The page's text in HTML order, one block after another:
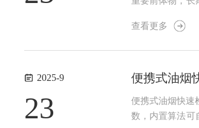
烷总烃与甲烷，
查看更多
2025-9
23
便携式油烟
便携式油烟快速
数，内置算法可